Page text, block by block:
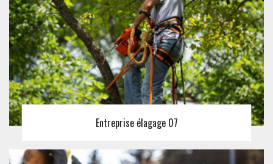
Entreprise élagage 07